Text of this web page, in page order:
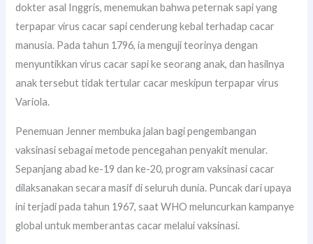
dokter asal Inggris, menemukan bahwa peternak sapi yang
terpapar virus cacar sapi cenderung kebal terhadap cacar
manusia. Pada tahun 1796, ia menguji teorinya dengan
menyuntikkan virus cacar sapi ke seorang anak, dan hasilnya
anak tersebut tidak tertular cacar meskipun terpapar virus
Variola.
Penemuan Jenner membuka jalan bagi pengembangan
vaksinasi sebagai metode pencegahan penyakit menular.
Sepanjang abad ke-19 dan ke-20, program vaksinasi cacar
dilaksanakan secara masif di seluruh dunia. Puncak dari upaya
ini terjadi pada tahun 1967, saat WHO meluncurkan kampanye
global untuk memberantas cacar melalui vaksinasi.